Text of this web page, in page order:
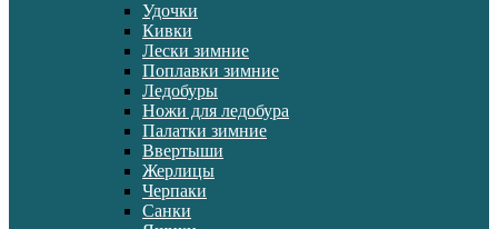
Удочки
Кивки
Лески зимние
Поплавки зимние
Ледобуры
Ножи для ледобура
Палатки зимние
Ввертыши
Жерлицы
Черпаки
Санки